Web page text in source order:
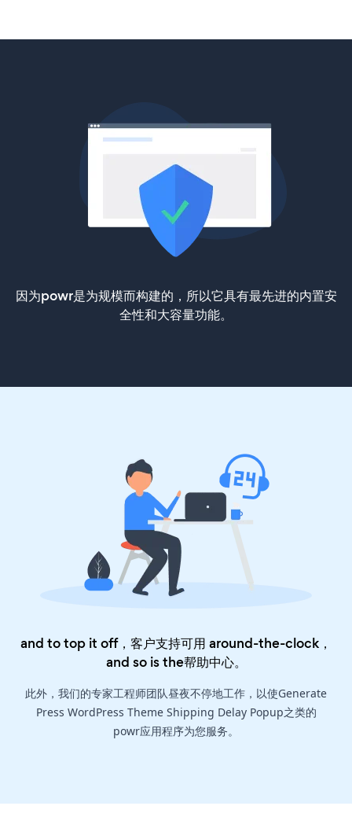
因为powr是为规模而构建的，所以它具有最先进的内置安
全性和大容量功能。
and to top it off，客户支持可用 around-the-clock，
and so is the帮助中心。
此外，我们的专家工程师团队昼夜不停地工作，以使Generate
Press WordPress Theme Shipping Delay Popup之类的
powr应用程序为您服务。